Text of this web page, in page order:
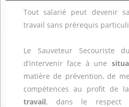
Tout salarié peut devenir
travail sans prérequis
Le Sauveteur Secouriste
d’intervenir face à une
matière de prévention, de
compétences au profit de
travail, dans le respect